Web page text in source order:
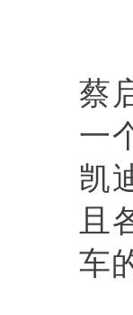
蔡
一
凯
且
车